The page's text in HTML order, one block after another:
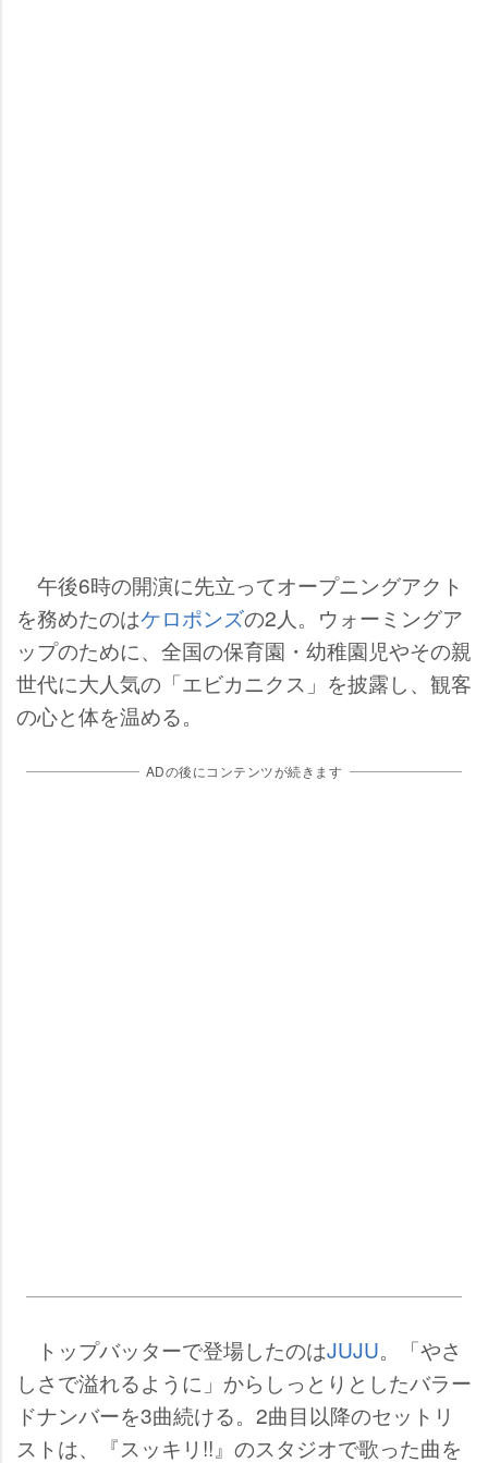
午後6時の開演に先立ってオープニングアクト
を務めたのはケロポンズの2人。ウォーミングア
ップのために、全国の保育園・幼稚園児やその親
世代に大人気の「エビカニクス」を披露し、観客
の心と体を温める。
ADの後にコンテンツが続きます
トップバッターで登場したのはJUJU。「やさ
しさで溢れるように」からしっとりとしたバラー
ドナンバーを3曲続ける。2曲目以降のセットリ
ストは、『スッキリ!!』のスタジオで歌った曲を